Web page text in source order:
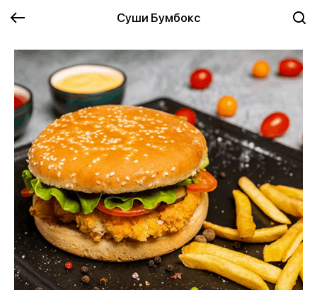
Суши Бумбокс